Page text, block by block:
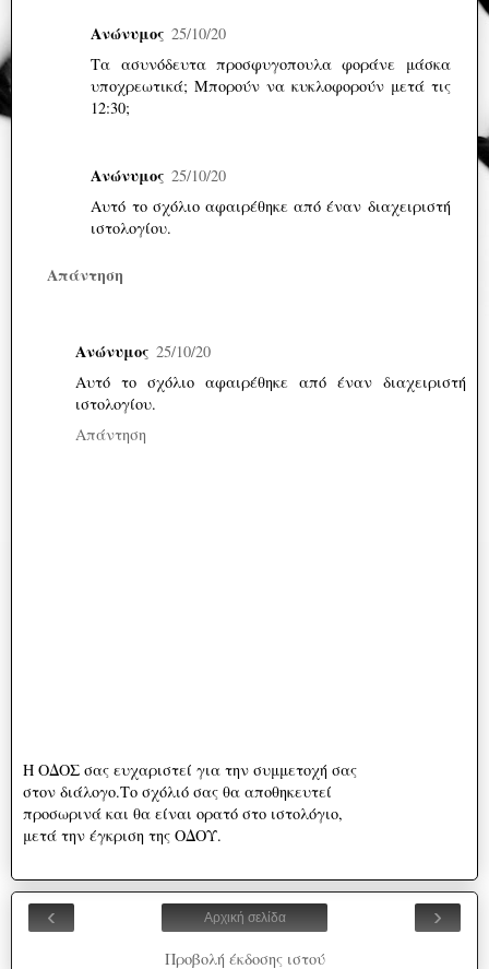
Ανώνυμος 25/10/20
Τα ασυνόδευτα προσφυγοπουλα φοράνε μάσκα
υποχρεωτικά; Μπορούν να κυκλοφορούν μετά τις
12:30;
Ανώνυμος 25/10/20
Αυτό το σχόλιο αφαιρέθηκε από έναν διαχειριστή
ιστολογίου.
Απάντηση
Ανώνυμος 25/10/20
Αυτό το σχόλιο αφαιρέθηκε από έναν διαχειριστή
ιστολογίου.
Απάντηση
Η ΟΔΟΣ σας ευχαριστεί για την συμμετοχή σας
στον διάλογο.Το σχόλιό σας θα αποθηκευτεί
προσωρινά και θα είναι ορατό στο ιστολόγιο,
μετά την έγκριση της ΟΔΟΥ.
‹ ›
Αρχική σελίδα
Προβολή έκδοσης ιστού